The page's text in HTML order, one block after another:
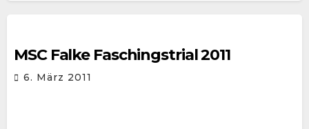
MSC Falke Faschingstrial 2011
6. März 2011